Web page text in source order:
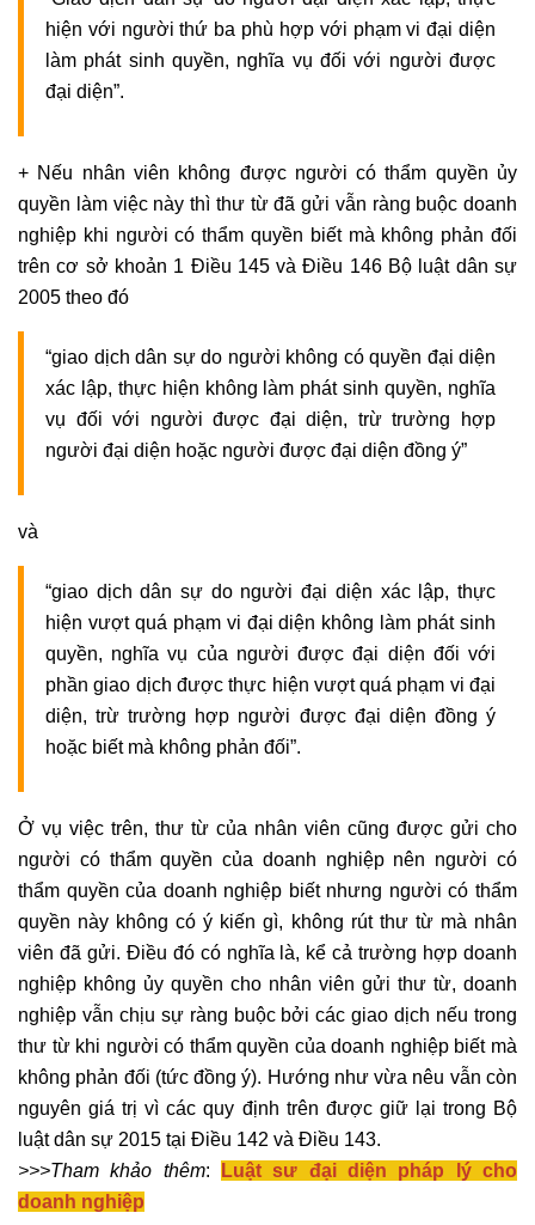
hiện với người thứ ba phù hợp với phạm vi đại diện
làm phát sinh quyền, nghĩa vụ đối với người được
đại diện”.
+ Nếu nhân viên không được người có thẩm quyền ủy
quyền làm việc này thì thư từ đã gửi vẫn ràng buộc doanh
nghiệp khi người có thẩm quyền biết mà không phản đối
trên cơ sở khoản 1 Điều 145 và Điều 146 Bộ luật dân sự
2005 theo đó
“giao dịch dân sự do người không có quyền đại diện
xác lập, thực hiện không làm phát sinh quyền, nghĩa
vụ đối với người được đại diện, trừ trường hợp
người đại diện hoặc người được đại diện đồng ý”
và
“giao dịch dân sự do người đại diện xác lập, thực
hiện vượt quá phạm vi đại diện không làm phát sinh
quyền, nghĩa vụ của người được đại diện đối với
phần giao dịch được thực hiện vượt quá phạm vi đại
diện, trừ trường hợp người được đại diện đồng ý
hoặc biết mà không phản đối”.
Ở vụ việc trên, thư từ của nhân viên cũng được gửi cho
người có thẩm quyền của doanh nghiệpnên người có
thẩm quyền của doanh nghiệp biết nhưng người có thẩm
quyền này không có ý kiến gì, không rút thư từ mà nhân
viên đã gửi. Điều đó có nghĩa là, kể cả trường hợp doanh
nghiệp không ủy quyền cho nhân viên gửi thư từ, doanh
nghiệp vẫn chịu sự ràng buộc bởi các giao dịch nếu trong
thư từ khi người có thẩm quyền củadoanh nghiệpbiết mà
không phản đối (tức đồng ý). Hướng như vừa nêu vẫn còn
nguyên giá trị vì các quy định trên được giữ lại trong Bộ
luật dân sự 2015 tại Điều 142 và Điều 143.
>>>Tham khảo thêm:
Luật sư đại diện pháp lý cho
doanh nghiệp